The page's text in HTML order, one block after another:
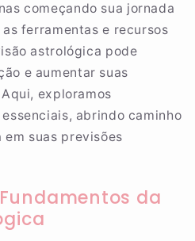
começando sua jornada
ferramentas e recursos
astrológica pode
e aumentar suas
exploramos
abrindo caminho
suas previsões
da